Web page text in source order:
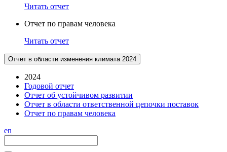
Читать отчет
Отчет по правам человека
Читать отчет
Отчет в области изменения климата 2024
2024
Годовой отчет
Отчет об устойчивом развитии
Отчет в области ответственной цепочки поставок
Отчет по правам человека
en